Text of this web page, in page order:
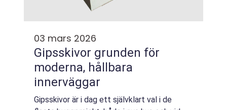
03 mars 2026
Gipsskivor grunden för
moderna, hållbara
innerväggar
Gipsskivor är i dag ett självklart val i de